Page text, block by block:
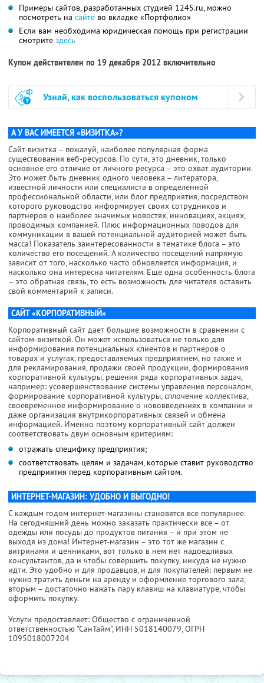
Примеры сайтов, разработанных студией 1245.ru, можно
посмотреть на сайте во вкладке «Портфолио»
Если вам необходима юридическая помощь при регистрации
смотрите здесь
Купон действителен по 19 декабря 2012 включительно
Узнай, как воспользоваться купоном
А У ВАС ИМЕЕТСЯ «ВИЗИТКА»?
Сайт-визитка – пожалуй, наиболее популярная форма
существования веб-ресурсов. По сути, это дневник, только
основное его отличие от личного ресурса – это охват аудитории.
Это может быть дневник одного человека – литератора,
известной личности или специалиста в определенной
профессиональной области, или блог предприятия, посредством
которого руководство информирует своих сотрудников и
партнеров о наиболее значимых новостях, инновациях, акциях,
проводимых компанией. Плюс информационных поводов для
коммуникации в вашей потенциальной аудиторией может быть
масса! Показатель заинтересованности в тематике блога – это
количество его посещений. А количество посещений напрямую
зависит от того, насколько часто обновляется информация, и
насколько она интересна читателям. Еще одна особенность блога
– это обратная связь, то есть возможность для читателя оставить
свой комментарий к записи.
САЙТ «КОРПОРАТИВНЫЙ»
Корпоративный сайт дает большие возможности в сравнении с
сайтом-визиткой. Он может использоваться не только для
информирования потенциальных клиентов и партнеров о
товарах и услугах, предоставляемых предприятием, но также и
для рекламирования, продажи своей продукции, формирования
корпоративной культуры, решения ряда корпоративных задач,
например: усовершенствование системы управления персоналом,
формирование корпоративной культуры, сплочение коллектива,
своевременное информирование о нововведениях в компании и
даже организация внутрикорпоративных связей и обмена
информацией. Именно поэтому корпоративный сайт должен
соответствовать двум основным критериям:
отражать специфику предприятия;
соответствовать целям и задачам, которые ставит руководство
предприятия перед корпоративным сайтом.
ИНТЕРНЕТ-МАГАЗИН: УДОБНО И ВЫГОДНО!
С каждым годом интернет-магазины становятся все популярнее.
На сегодняшний день можно заказать практически все – от
одежды или посуды до продуктов питания – и при этом не
выходя из дома! Интернет-магазин – это тот же магазин с
витринами и ценниками, вот только в нем нет надоедливых
консультантов, да и чтобы совершить покупку, никуда не нужно
идти. Это удобно и для продавцов, и для покупателей: первым не
нужно тратить деньги на аренду и оформление торгового зала,
вторым – достаточно нажать пару клавиш на клавиатуре, чтобы
оформить покупку.
Услуги предоставляет: Общество с ограниченной
ответственностью "СанТайм", ИНН 5018140079, ОГРН
1095018007204